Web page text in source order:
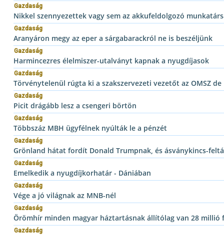
Gazdaság
Nikkel szennyezettek vagy sem az akkufeldolgozó
Gazdaság
Aranyáron megy az eper a sárgabarackról ne is beszéljünk
Gazdaság
Harmincezres élelmiszer-utalványt kapnak a nyugdíjasok
Gazdaság
Törvénytelenül rúgta ki a szakszervezeti vezetőt az OMSZ
Gazdaság
Picit drágább lesz a csengeri börtön
Gazdaság
Többszáz MBH ügyfélnek nyúlták le a pénzét
Gazdaság
Grönland hátat fordít Donald Trumpnak, és ásványkincs-
Gazdaság
Emelkedik a nyugdíjkorhatár - Dániában
Gazdaság
Vége a jó világnak az MNB-nél
Gazdaság
Örömhír minden magyar háztartásnak állítólag van 28 millió
Gazdaság